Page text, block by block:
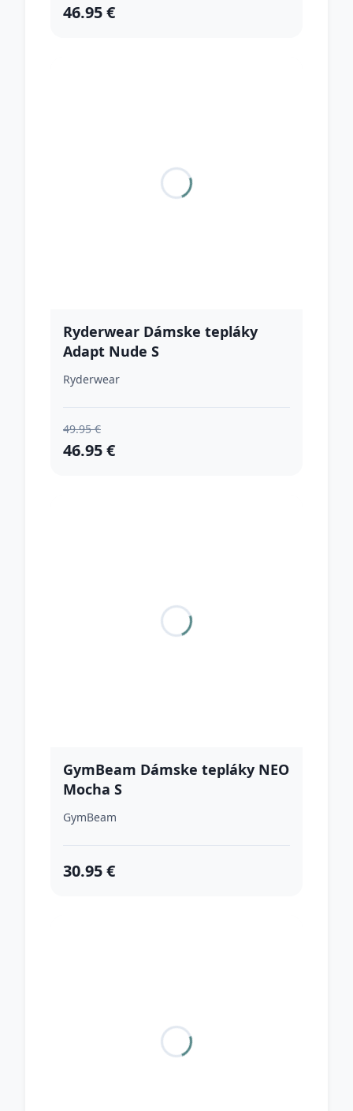
46.95 €
Ryderwear Dámske tepláky
Adapt Nude S
Ryderwear
49.95 €
46.95 €
GymBeam Dámske tepláky NEO
Mocha S
GymBeam
30.95 €